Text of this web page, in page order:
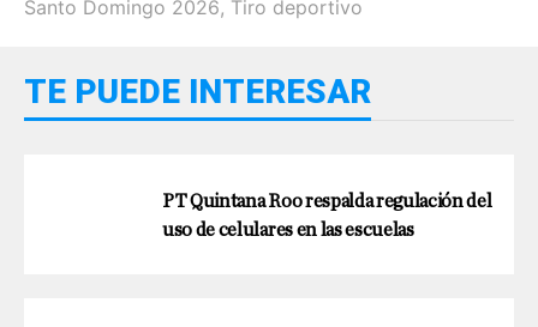
Santo Domingo 2026, Tiro deportivo
TE PUEDE INTERESAR
PT Quintana Roo respalda regulación del
uso de celulares en las escuelas